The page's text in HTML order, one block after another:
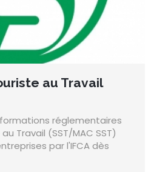
au Travail
réglementaires
Travail (SST/MAC SST)
par l'IFCA dès